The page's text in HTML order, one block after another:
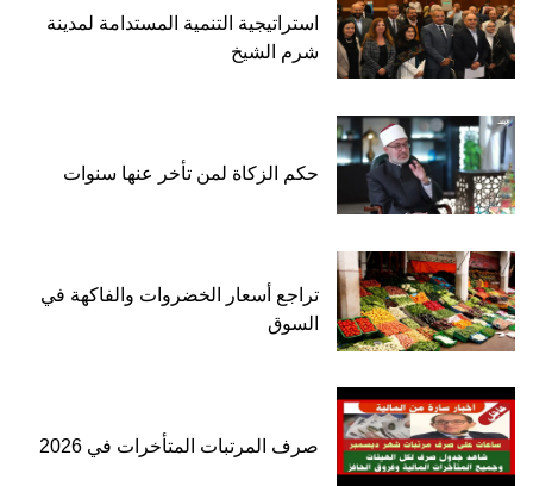
استراتيجية التنمية المستدامة لمدينة
شرم الشيخ
حكم الزكاة لمن تأخر عنها سنوات
تراجع أسعار الخضروات والفاكهة في
السوق
صرف المرتبات المتأخرات في 2026